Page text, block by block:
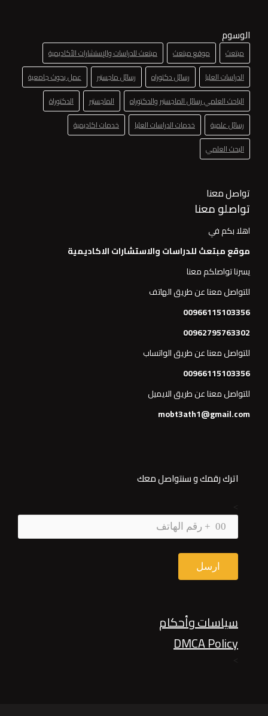
الوسوم
مبتعث موقع مبتعث
مبتعث للدراسات والإستشارات الأكاديمية
الدراسات العليا
رسائل دكتوراه رسائل ماجستير
عمل بحوث جامعية
الباحث العلمي رسائل الماجستير والدكتوراه
الماجستير
الدكتوراة
رسائل علمية
خدمات الدراسات العليا
خدمات اكاديمية
البحث العلمي
تواصل معنا
تواصلو معنا
اهلا بكم في
موقع مبتعث للدراسات والاستشارات الاكاديمية
يسرنا تواصلكم معنا
للتواصل معنا عن طريق الهاتف
00966115103356
00962795763302
للتواصل معنا عن طريق الواتساب
00966115103356
للتواصل معنا عن طريق الايميل
mobt3ath1@gmail.com
اترك رقمك و سنتواصل معك
سياسات وأحكام
DMCA Policy